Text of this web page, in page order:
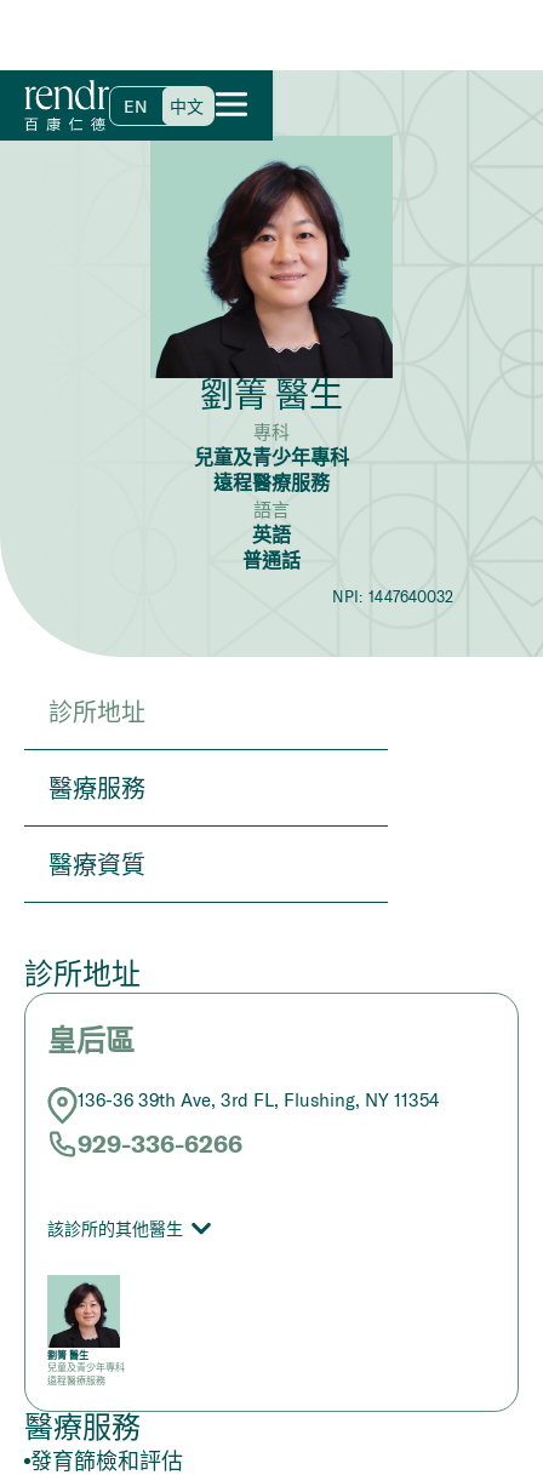
EN 中文
首頁>尋找醫生>劉箐 醫生
劉箐 醫生
專科
兒童及青少年專科
遠程醫療服務
語言
英語
普通話
NPI: 1447640032
診所地址
醫療服務
醫療資質
診所地址
皇后區
136-36 39th Ave, 3rd FL, Flushing, NY 11354
929-336-6266
該診所的其他醫生
劉箐 醫生
兒童及青少年專科
遠程醫療服務
醫療服務
發育篩檢和評估